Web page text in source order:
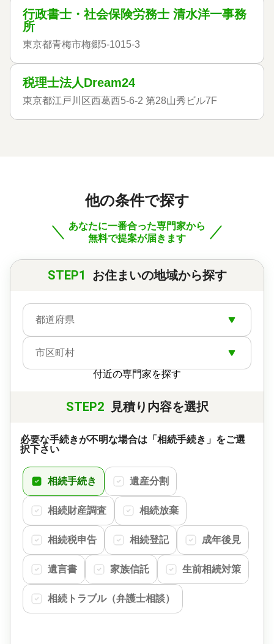
行政書士・社会保険労務士 清水洋一事務
所
東京都青梅市梅郷5-1015-3
税理士法人Dream24
東京都江戸川区西葛西5-6-2 第28山秀ビル7F
他の条件で探す
あなたに一番合った専門家から
無料で提案が届きます
STEP1 お住まいの地域から探す
都道府県
市区町村
付近の専門家を探す
STEP2 見積り内容を選択
必要な手続きが不明な場合は「相続手続き」をご選
択下さい
相続手続き 遺産分割
相続財産調査 相続放棄
相続税申告 相続登記 成年後見
遺言書 家族信託 生前相続対策
相続トラブル（弁護士相談）